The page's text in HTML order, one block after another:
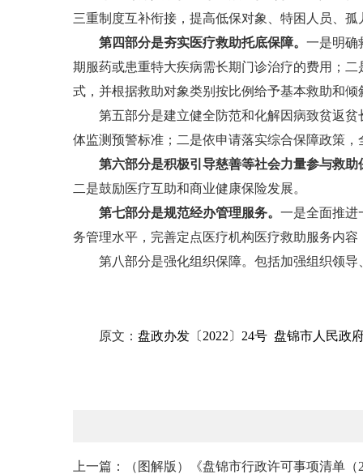
三重制度互补衔接，提高低保对象、特困人员、
第四部分是夯实医疗救助托底保障。 一是明确
期服药或患重特大疾病需长期门诊治疗的费用；
式，并根据救助对象类别按比例给予基本救助和
第五部分是建立健全防范和化解因病致贫返贫
体监测预警标准；二是依申请落实综合保障政策
第六部分是积极引导慈善等社会力量参与救助
二是鼓励医疗互助和商业健康保险发展。
第七部分是规范经办管理服务。 一是全面推进
务管理水平，完善定点医疗机构医疗救助服务内容
第八部分是强化组织保障。包括加强组织领导
原文： 盘政办发〔2022〕24号 盘锦市人民政
上一篇：（图解版）《盘锦市行政许可事项清单